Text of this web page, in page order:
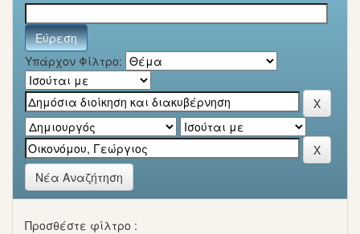
Υπάρχον Φίλτρο:
Νέα Αναζήτηση
Προσθέστε φίλτρο :